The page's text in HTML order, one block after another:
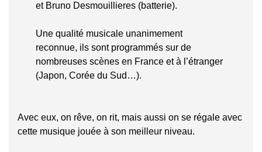
et Bruno Desmouillieres (batterie).
Une qualité musicale unanimement
reconnue, ils sont programmés sur de
nombreuses scènes en France et à l’étranger
(Japon, Corée du Sud…).
Avec eux, on rêve, on rit, mais aussi on se régale avec
cette musique jouée à son meilleur niveau.